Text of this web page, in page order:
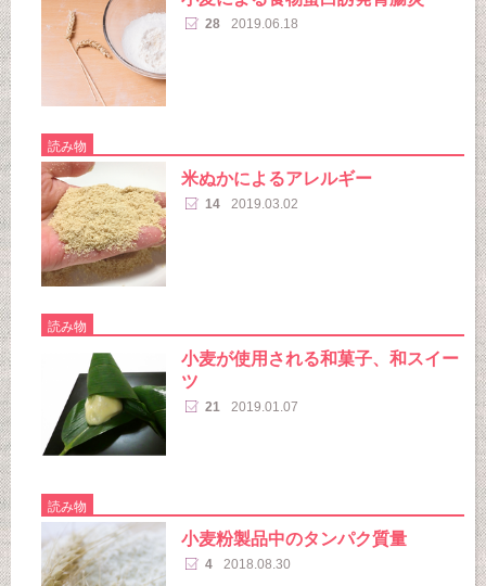
28 2019.06.18
読み物
米ぬかによるアレルギー
14 2019.03.02
読み物
小麦が使用される和菓子、和スイー
ツ
21 2019.01.07
読み物
小麦粉製品中のタンパク質量
4 2018.08.30